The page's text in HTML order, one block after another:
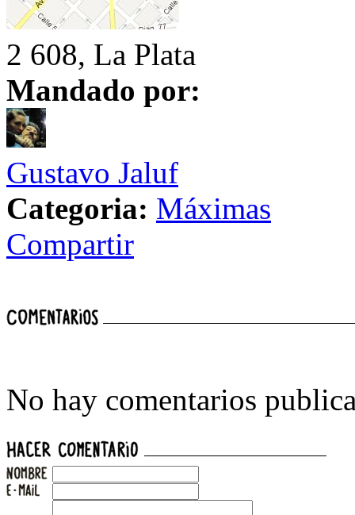
2 608, La Plata
Mandado por:
Gustavo Jaluf
Categoria: Máximas
Compartir
No hay comentarios